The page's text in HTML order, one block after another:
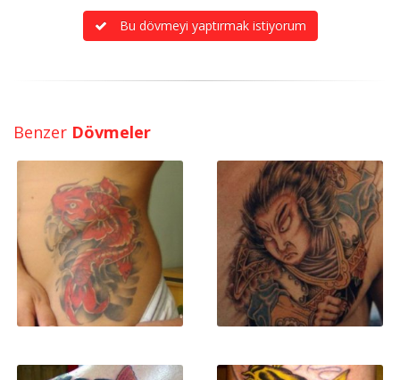
Bu dövmeyi yaptırmak istiyorum
Benzer Dövmeler